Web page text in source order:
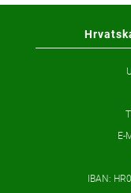
E-
IBAN: